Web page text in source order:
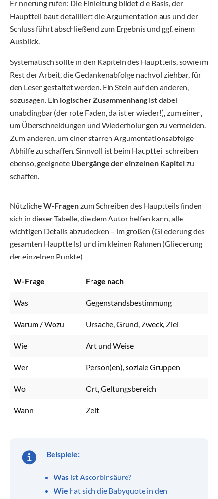
Erinnerung rufen: Die Einleitung bildet die Basis, der
Hauptteil baut detailliert die Argumentation aus und der
Schluss führt abschließend zum Ergebnis und ggf. einem
Ausblick.
Systematisch sollte in den Kapiteln des Hauptteils, sowie im
Rest der Arbeit, die Gedankenabfolge nachvollziehbar, für
den Leser gestaltet werden. Ein Stein auf den anderen,
sozusagen. Ein logischer Zusammenhang ist dabei
unabdingbar (der rote Faden, da ist er wieder!), zum einen,
um Überschneidungen und Wiederholungen zu vermeiden.
Zum anderen, um einer starren Argumentationsabfolge
Abhilfe zu schaffen. Sinnvoll ist beim Hauptteil schreiben
ebenso, geeignete Übergänge der einzelnen Kapitelzu
schaffen.
NützlicheW-Fragenzum Schreiben des Hauptteils finden
sich in dieser Tabelle, die dem Autor helfen kann, alle
wichtigen Details abzudecken – im großen (Gliederung des
gesamten Hauptteils) und im kleinen Rahmen (Gliederung
der einzelnen Punkte).
W-Frage Frage nach
Was Gegenstandsbestimmung
Warum / Wozu Ursache, Grund, Zweck, Ziel
Wie Art und Weise
Wer Person(en), soziale Gruppen
Wo Ort, Geltungsbereich
Wann Zeit
Beispiele:
Was ist Ascorbinsäure?
Wie hat sich die Babyquote in den